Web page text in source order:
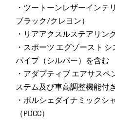
・ツートーンレザーインテ
ブラック/クレヨン）
・リアアクスルステアリン
・スポーツ エグゾースト
パイプ（シルバー）を含む
・アダプティブ エアサス
ステム及び車高調整機能付
・ポルシェダイナミックシ
（PDCC）